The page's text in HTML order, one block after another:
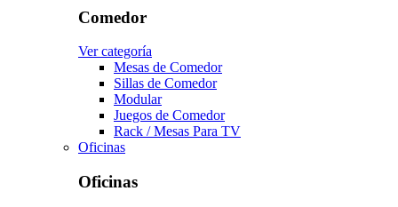
Comedor
Ver categoría
Mesas de Comedor
Sillas de Comedor
Modular
Juegos de Comedor
Rack / Mesas Para TV
Oficinas
Oficinas